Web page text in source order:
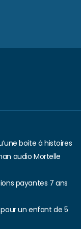
boite à histoires
audio Mortelle
payantes 7 ans
un enfant de 5